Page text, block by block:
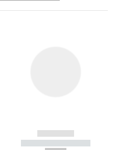
------------
----------- -----------